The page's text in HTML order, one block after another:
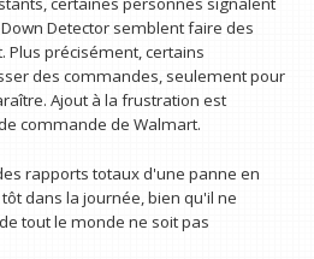
Detector semblent faire des
Plus précisément, certains
des commandes, seulement pour
Ajout à la frustration est
commande de Walmart.
rapports totaux d'une panne en
dans la journée, bien qu'il ne
tout le monde ne soit pas